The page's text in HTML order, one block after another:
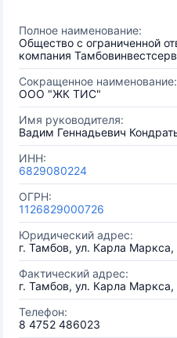
Полное наименование:
Общество с ограниченной
компания
Сокращенное наименование:
ООО "ЖК ТИС"
Имя руководителя:
Вадим Геннадьевич
ИНН:
6829080224
ОГРН:
1126829000726
Юридический адрес:
г. Тамбов, ул. Карла
Фактический адрес:
г. Тамбов, ул. Карла
Телефон:
8 4752 486023